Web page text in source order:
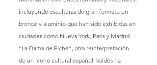
incluyendo esculturas de gran formato en
bronce y aluminio que han sido exhibidas en
ciudades como Nueva York, París y Madrid.
“La Dama de Elche”, otra reinterpretación
de un icono cultural español. Valdés ha